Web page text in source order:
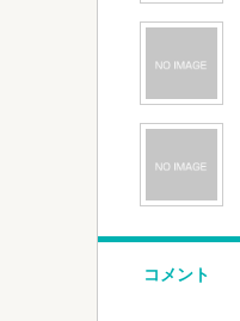
コメント